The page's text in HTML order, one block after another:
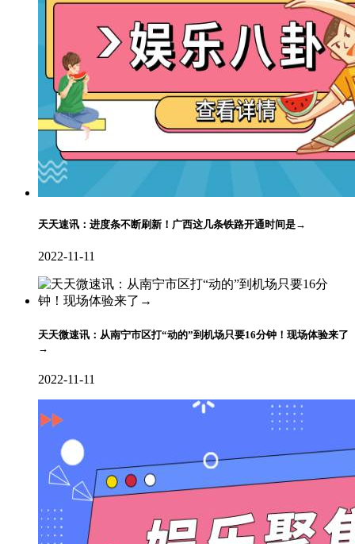
天天速讯：进度条不断刷新！广西这几条铁路开通时间是→
2022-11-11
天天微速讯：从南宁市区打“动的”到机场只要16分钟！现场体验来了
→
2022-11-11